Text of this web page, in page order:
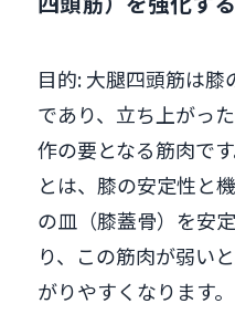
目的: 大腿四頭筋は
であり、立ち上がっ
作の要となる筋肉で
とは、膝の安定性と
の皿（膝蓋骨）を安
り、この筋肉が弱い
がりやすくなります。